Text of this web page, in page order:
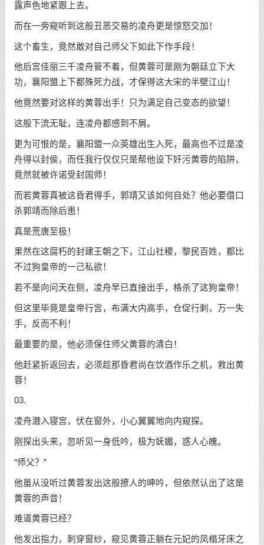
露声色地紧跟上去。
而在一旁窥听到这般丑恶交易的凌舟更是惊怒交加！
这个畜生，竟然敢对自己师父下如此下作手段！
他后宫佳丽三千凌舟管不着，但黄蓉可是刚为朝廷立下大
功，襄阳盟上下都殊死力战，才保得这大宋的半壁江山！
他竟然要对这样的黄蓉出手！只为满足自己变态的欲望！
这般下流无耻，连凌舟都感到不屑。
更为可恨的是，襄阳盟一众英雄出生入死，最高也不过是凌
舟得以封侯，而任我行仅仅只是帮他设下奸污黄蓉的陷阱，
竟然就被许诺受封国师！
而若黄蓉真被这昏君得手，郭靖又该如何自处？他必要借口
杀郭靖而除后患！
真是荒唐至极！
果然在这腐朽的封建王朝之下，江山社稷，黎民百姓，都比
不过狗皇帝的一己私欲！
若不是向问天在侧，凌舟早已直接出手，格杀了这狗皇帝！
但这里毕竟是皇帝行宫，布满大内高手，仓促行刺，万一失
手，反而不利！
最重要的是，他必须保住师父黄蓉的清白！
他赶紧折返回去，必须趁那昏君尚在饮酒作乐之机，救出黄
蓉！
03.
凌舟潜入寝宫，伏在窗外，小心翼翼地向内窥探。
刚探出头来，忽听见一身低吟，极为妩媚，惑人心魄。
“师父？”
他虽从没听过黄蓉发出这般撩人的呻吟，但依然认出了这是
黄蓉的声音！
难道黄蓉已经？
他发出指力，刺穿窗纱，窥见黄蓉正躺在元妃的凤榻牙床之